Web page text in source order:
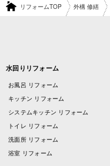
リフォームTOP 外構 修繕
水回りリフォーム
お風呂 リフォーム
キッチン リフォーム
システムキッチン リフォーム
トイレ リフォーム
洗面所 リフォーム
浴室 リフォーム